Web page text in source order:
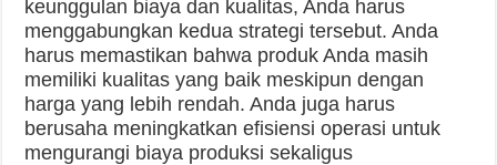
keunggulan biaya dan kualitas, Anda harus
menggabungkan kedua strategi tersebut. Anda
harus memastikan bahwa produk Anda masih
memiliki kualitas yang baik meskipun dengan
harga yang lebih rendah. Anda juga harus
berusaha meningkatkan efisiensi operasi untuk
mengurangi biaya produksi sekaligus